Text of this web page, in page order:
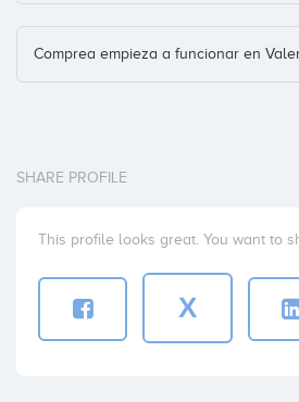
Comprea empieza a funcionar en
SHARE PROFILE
This profile looks great. You want to
X